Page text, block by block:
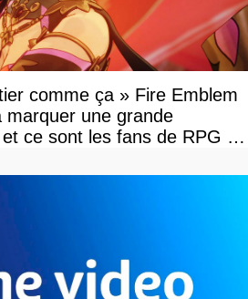
comme ça » Fire Emblem
marquer une grande
ce sont les fans de RPG en